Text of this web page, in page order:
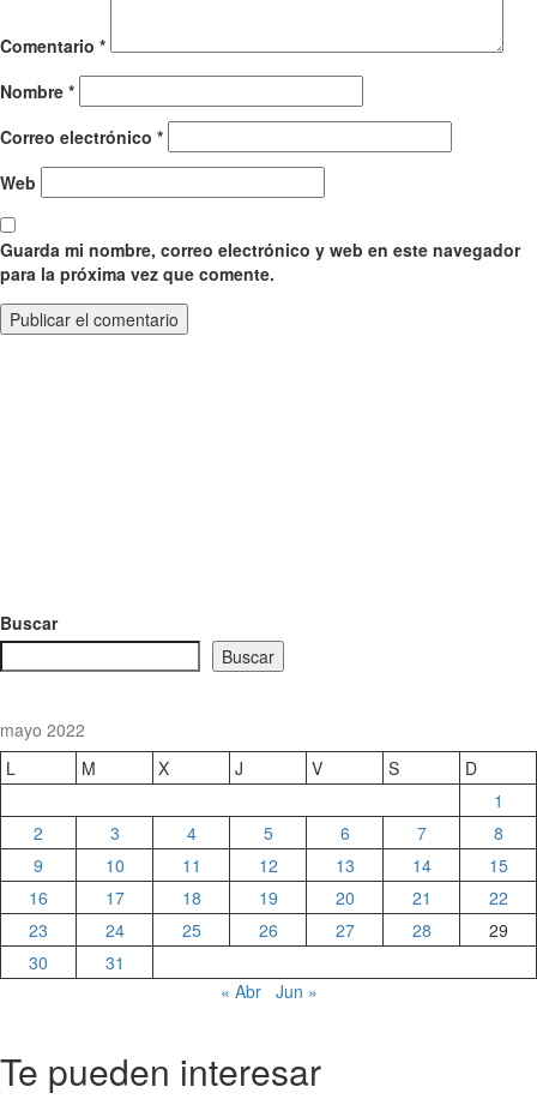
Comentario *
Nombre *
Correo electrónico *
Web
Guarda mi nombre, correo electrónico y web en este navegador
para la próxima vez que comente.
Buscar
Buscar
mayo 2022
L
M X J V S
D
1
2
3 4 5 6 7
8
9
10 11 12 13 14
15
16
17 18 19 20 21
22
23
24 25 26 27 28
29
30
31
« Abr
Jun »
Te pueden interesar